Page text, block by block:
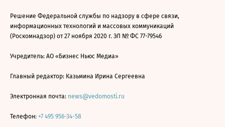
Решение Федеральной службы по надзору в сфере связи,
информационных технологий и массовых коммуникаций
(Роскомнадзор) от 27 ноября 2020 г. ЭЛ № ФС 77-79546
Учредитель: АО «Бизнес Ньюс Медиа»
Главный редактор: Казьмина Ирина Сергеевна
Электронная почта: news@vedomosti.ru
Телефон: +7 495 956-34-58